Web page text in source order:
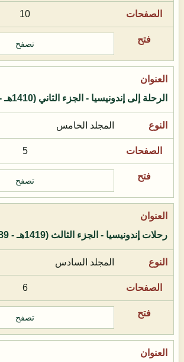
10
تصفح
الرحلة إلى إندونيسيا - الجزء الثاني (1410هـ - 1990م)
المجلد الخامس
5
تصفح
رحلات إندونيسيا - الجزء الثالث (1419هـ - 1989م)
المجلد السادس
6
تصفح